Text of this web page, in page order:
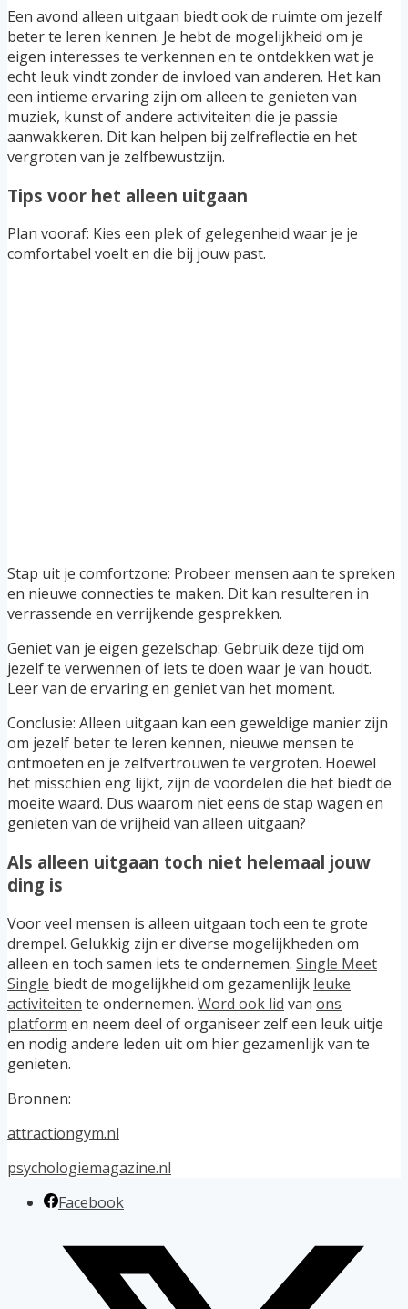
Een avond alleen uitgaan biedt ook de ruimte om jezelf
beter te leren kennen. Je hebt de mogelijkheid om je
eigen interesses te verkennen en te ontdekken wat je
echt leuk vindt zonder de invloed van anderen. Het kan
een intieme ervaring zijn om alleen te genieten van
muziek, kunst of andere activiteiten die je passie
aanwakkeren. Dit kan helpen bij zelfreflectie en het
vergroten van je zelfbewustzijn.
Tips voor het alleen uitgaan
Plan vooraf: Kies een plek of gelegenheid waar je je
comfortabel voelt en die bij jouw past.
Stap uit je comfortzone: Probeer mensen aan te spreken
en nieuwe connecties te maken. Dit kan resulteren in
verrassende en verrijkende gesprekken.
Geniet van je eigen gezelschap: Gebruik deze tijd om
jezelf te verwennen of iets te doen waar je van houdt.
Leer van de ervaring en geniet van het moment.
Conclusie: Alleen uitgaan kan een geweldige manier zijn
om jezelf beter te leren kennen, nieuwe mensen te
ontmoeten en je zelfvertrouwen te vergroten. Hoewel
het misschien eng lijkt, zijn de voordelen die het biedt de
moeite waard. Dus waarom niet eens de stap wagen en
genieten van de vrijheid van alleen uitgaan?
Als alleen uitgaan toch niet helemaal jouw
ding is
Voor veel mensen is alleen uitgaan toch een te grote
drempel. Gelukkig zijn er diverse mogelijkheden om
alleen en toch samen iets te ondernemen. Single Meet
Single biedt de mogelijkheid om gezamenlijk leuke
activiteiten te ondernemen. Word ook lid van ons
platform en neem deel of organiseer zelf een leuk uitje
en nodig andere leden uit om hier gezamenlijk van te
genieten.
Bronnen:
attractiongym.nl
psychologiemagazine.nl
Facebook